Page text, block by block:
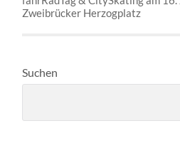
Zweibrücker Herzogplatz
Suchen